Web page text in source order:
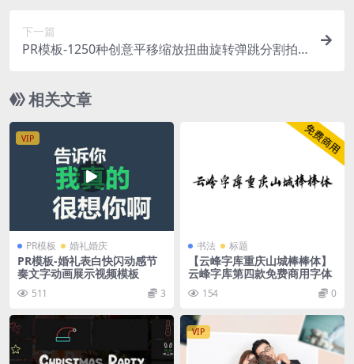
下一篇
PR模板-1250种创意平移缩放扭曲旋转弹跳分割拍
less Transitions for Premiere Pro
相关文章
VIP
PR模板 婚礼婚庆
PR模板-婚礼表白快闪动感节
奏文字动画展示视频模板
511 3
书法 标题
【云峰字库重庆山城棒棒体】
云峰字库第四款免费商用字体
154 0
VIP